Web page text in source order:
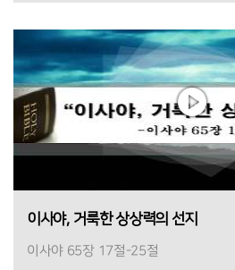
이사야, 거룩한 상상력의 선지
이사야 65장 17절-25절